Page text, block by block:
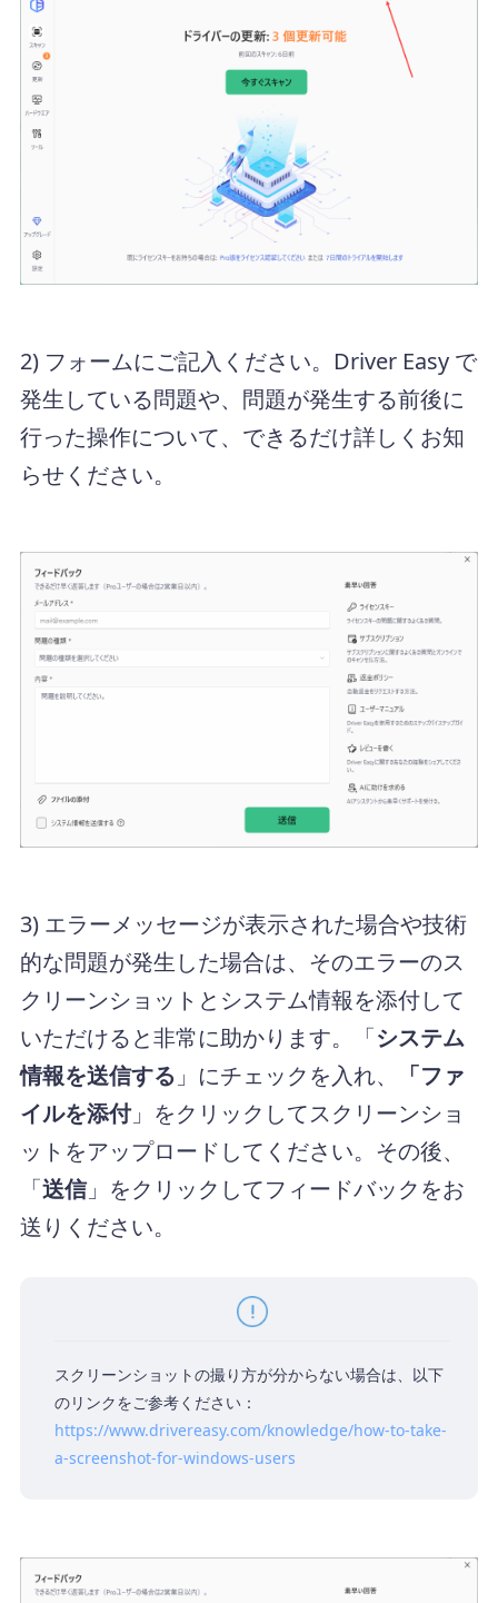
2) フォームにご記入ください。Driver Easy で
発生している問題や、問題が発生する前後に
行った操作について、できるだけ詳しくお知
らせください。
3) エラーメッセージが表示された場合や技術
的な問題が発生した場合は、そのエラーのス
クリーンショットとシステム情報を添付して
いただけると非常に助かります。「システム
情報を送信する 」にチェックを入れ、
「ファ
イルを添付」をクリックしてスクリーンショ
ットをアップロードしてください。その後、
「送信」をクリックしてフィードバックをお
送りください。
スクリーンショットの撮り方が分からない場合は、以下
のリンクをご参考ください：
https://www.drivereasy.com/knowledge/how-to-take-
a-screenshot-for-windows-users